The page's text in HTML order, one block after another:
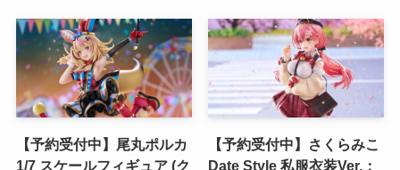
【予約受付中】尾丸ポルカ
1/7 スケールフィギュア (ク
【予約受付中】さくらみこ
Date Style 私服衣装Ver.：